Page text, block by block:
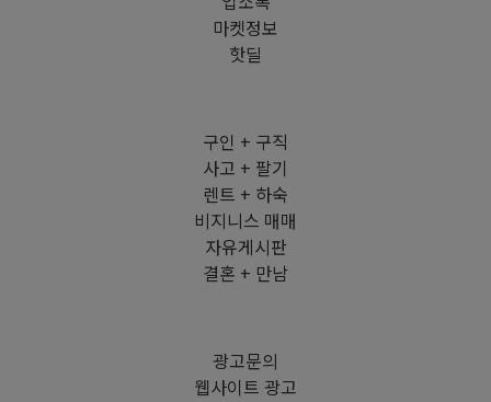
마켓정보
핫딜
구인 + 구직
사고 + 팔기
렌트 + 하숙
비지니스 매매
자유게시판
결혼 + 만남
광고문의
웹사이트 광고